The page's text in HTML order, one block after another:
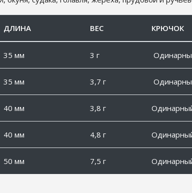
ДЛИНА ВЕС КРЮЧОК
35 мм 3 г
35 мм 3,7 г
40 мм 3,8 г
40 мм 4,8 г
50 мм 7,5 г